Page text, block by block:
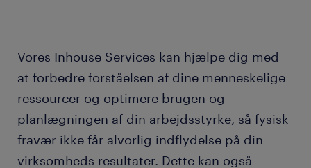
Vores Inhouse Services kan hjælpe dig med
at forbedre forståelsen af dine menneskelige
ressourcer og optimere brugen og
planlægningen af din arbejdsstyrke, så fysisk
fravær ikke får alvorlig indflydelse på din
virksomheds resultater. Dette kan også